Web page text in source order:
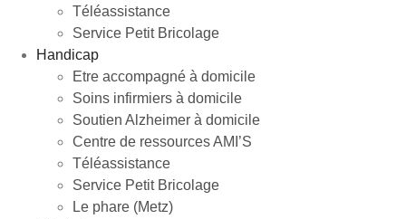
Téléassistance
Service Petit Bricolage
Handicap
Etre accompagné à domicile
Soins infirmiers à domicile
Soutien Alzheimer à domicile
Centre de ressources AMI’S
Téléassistance
Service Petit Bricolage
Le phare (Metz)